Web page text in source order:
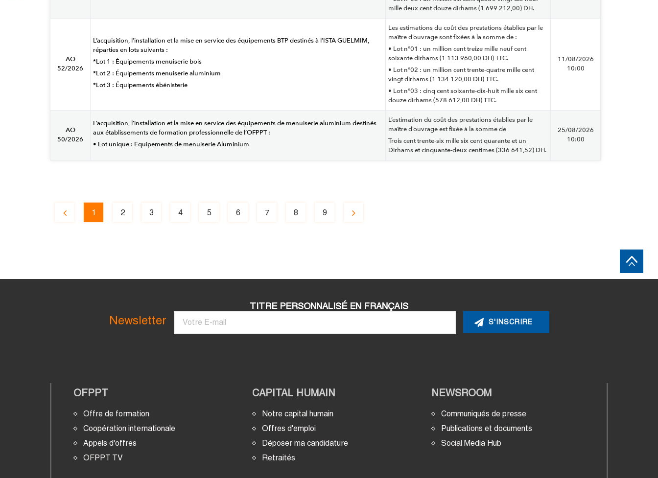
mille deux cent douze dirhams (1 699 212,00) DH.
AO
52/2026
L’acquisition, l’installation et la mise en service des équipements BTP destinés à l’ISTA GUELMIM,
réparties en lots suivants :
*Lot 1 : Équipements menuiserie bois
*Lot 2 : Équipements menuiserie aluminium
*Lot 3 : Équipements ébénisterie
Les estimations du coût des prestations établies par le
maître d’ouvrage sont fixées à la somme de :
• Lot n°01 : un million cent treize mille neuf cent
soixante dirhams (1 113 960,00 DH) TTC.
• Lot n°02 : un million cent trente-quatre mille cent
vingt dirhams (1 134 120,00 DH) TTC.
• Lot n°03 : cinq cent soixante-dix-huit mille six cent
douze dirhams (578 612,00 DH) TTC.
11/08/2026
10:00
AO
50/2026
L’acquisition, l’installation et la mise en service des équipements de menuiserie aluminium destinés
aux établissements de formation professionnelle de l’OFPPT :
• Lot unique : Equipements de menuiserie Aluminium
L’estimation du coût des prestations établies par le
maître d’ouvrage est fixée à la somme de
Trois cent trente-six mille six cent quarante et un
Dirhams et cinquante-deux centimes (336 641,52) DH.
25/08/2026
10:00
Page
précédente
Page
courante
1 Page
2 Page
3 Page
4 Page
5 Page
6 Page
7 Page
8 Page
9
Page
TITRE PERSONNALISÉ EN FRANÇAIS
Newsletter
Courriel
OFPPT
Offre de formation
Coopération internationale
Appels d'offres
OFPPT TV
CAPITAL HUMAIN
Notre capital humain
Offres d'emploi
Déposer ma candidature
Retraités
NEWSROOM
Communiqués de presse
Publications et documents
Social Media Hub